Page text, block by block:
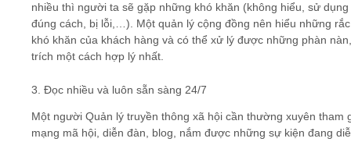
nhiều thì người ta sẽ gặp những khó khăn (không hiểu, sử dụng
đúng cách, bị lỗi,…). Một quản lý cộng đồng nên hiểu những
khó khăn của khách hàng và có thể xử lý được những phàn
trích một cách hợp lý nhất.
3. Đọc nhiều và luôn sẵn sàng 24/7
Một người Quản lý truyền thông xã hội cần thường xuyên tham
mạng mã hội, diễn đàn, blog, nắm được những sự kiện đang